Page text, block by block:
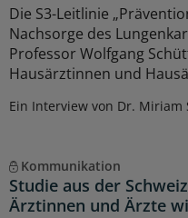
Die S3-Leitlinie
Nachsorge des
Professor Wolfgang
Hausärztinnen und
Ein Interview von Dr. Miriam
Kommunikation
Studie aus der
Ärztinnen und Ärzte